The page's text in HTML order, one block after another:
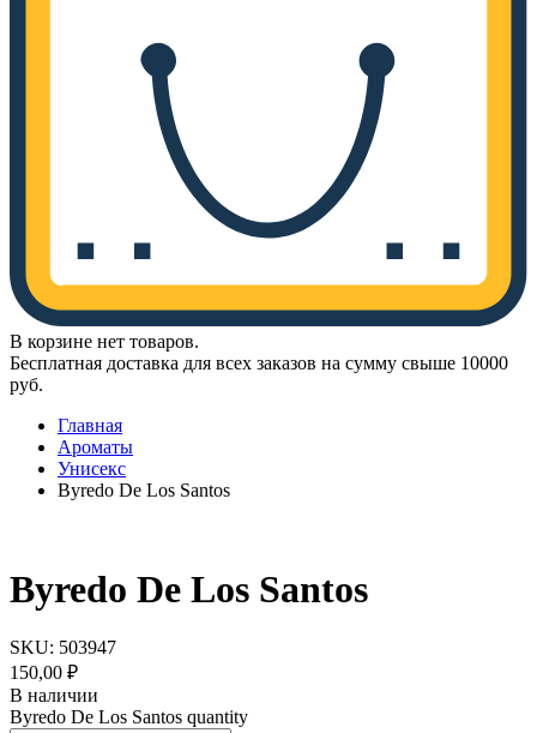
В корзине нет товаров.
Бесплатная доставка для всех заказов на сумму свыше 10000
руб.
Главная
Ароматы
Унисекс
Byredo De Los Santos
Byredo De Los Santos
SKU: 503947
150,00 ₽
В наличии
Byredo De Los Santos quantity